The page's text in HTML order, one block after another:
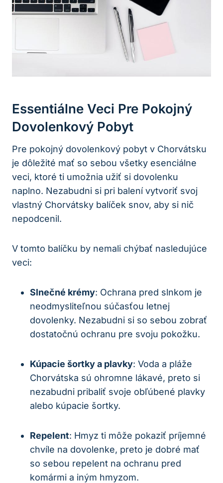
Essentiálne Veci Pre Pokojný
Dovolenkový Pobyt
Pre pokojný dovolenkový pobyt v Chorvátsku
je dôležité mať so sebou všetky esenciálne
veci, ktoré ti umožnia užiť si dovolenku
naplno. Nezabudni si pri balení vytvoriť svoj
vlastný Chorvátsky balíček snov, aby si nič
nepodcenil.
V tomto balíčku by nemali chýbať nasledujúce
veci:
Slnečné krémy: Ochrana pred slnkom je
neodmysliteľnou súčasťou letnej
dovolenky. Nezabudni si so sebou zobrať
dostatočnú ochranu pre svoju pokožku.
Kúpacie šortky a plavky: Voda a pláže
Chorvátska sú ohromne lákavé, preto si
nezabudni pribaliť svoje obľúbené plavky
alebo kúpacie šortky.
Repelent: Hmyz ti môže pokaziť príjemné
chvíle na dovolenke, preto je dobré mať
so sebou repelent na ochranu pred
komármi a iným hmyzom.